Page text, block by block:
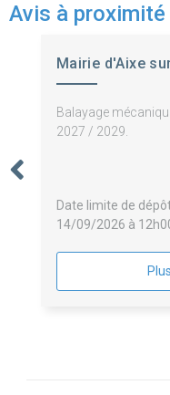
Avis à proximité
Mairie d'Aixe
Balayage
2027 / 2029.
Date limite de
14/09/2026 à